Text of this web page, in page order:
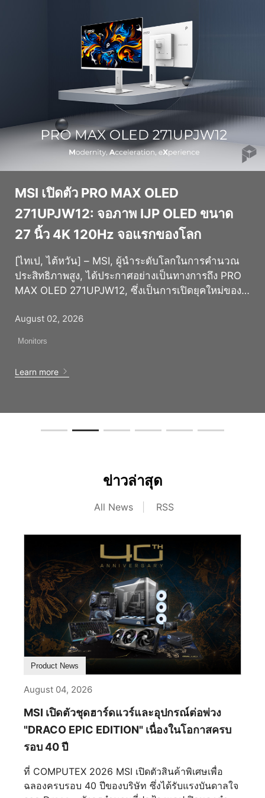
MSI เปิดตัว PRO MAX OLED
271UPJW12: จอภาพ IJP OLED ขนาด
27 นิ้ว 4K 120Hz จอแรกของโลก
[ไทเป, ไต้หวัน] – MSI, ผู้นำระดับโลกในการคำนวณ
ประสิทธิภาพสูง, ได้ประกาศอย่างเป็นทางการถึง PRO
MAX OLED 271UPJW12, ซึ่งเป็นการเปิดยุคใหม่ของ
(IJP) ขนาด 27 นิ้ว 4K 120Hz จอแรกของโลก
ที่ไม่มีใครเทียบและความคมชัดที่ไม่มีที่สิ้นสุด PRO
และภาพ ส่งมอบความแม่นยำของสีบริสุทธิ์, PRO MAX
กว้าง DCI-P3 ด้วยความแม่นยำ Delta E ≤ 2 ที่ยอด
True Black 500 และมีความสว่างสูงสุดของ HDR ที่น่า
ทึ่งถึง 1,000 นิตส์, รับประกันความดำลึกและความคม
ชัดที่ไม่มีที่สิ้นสุดสำหรับประสบการณ์การรับชมที่เหมือน
จริง MSI OLED Auto Care: การป้องกันจอ OLED แบบ
ไม่ขาดสายครั้งแรกของโลกสำหรับจอภาพ เพื่อรักษา
ประสิทธิภาพสูงสุดอย่างต่อเนื่อง PRO MAX OLED
271UPJW12 ได้รับการติดตั้งด้วยเทคโนโลยี MSI
OLED Auto Care Technology ที่ทันสมัย ซึ่งแตกต่าง
จากการป้องกัน OLED แบบเดิมที่ต้องหยุดช่วงกลางการ
ใช้งาน กลไกขั้นสูงนี้จะคำนวณและใช้ Data Counting
Compensation (DCC) แบบเรียลไทม์ เทคโนโลยีที่
ทำงานอัตโนมัติเต็มรูปแบบในพื้นหลังนี้ช่วยกำจัดการ
แจ้งเตือนที่รบกวน ให้ประสบการณ์การทำงานและเล่น
เกมที่ไม่มีการขัดข้องจริงๆ ความทนทานและสุขภาพ
อย่างครบถ้วน ออกแบบมาสำหรับการใช้งานประจำวัน
ที่เข้มข้น PRO MAX OLED 271UPJW12 มีการเคลือบ
แบบป้องกันแสงสะท้อนขั้นสูง (AG) ที่เพิ่มความแข็งของ
พื้นผิวจาก 2H เป็น 3H ให้ความต้านทานรอยขีดข่วน
August 02, 2026
Monitors
Learn more
ข่าวล่าสุด
All News RSS
Product News
August 04, 2026
MSI เปิดตัวชุดฮาร์ดแวร์และอุปกรณ์ต่อพ่วง
"DRACO EPIC EDITION" เนื่องในโอกาสครบ
รอบ 40 ปี
ที่ COMPUTEX 2026 MSI เปิดตัวสินค้าพิเศษเพื่อ
ฉลองครบรอบ 40 ปีของบริษัท ซึ่งได้รับแรงบันดาลใจ